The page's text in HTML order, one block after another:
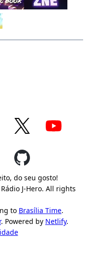
do seu gosto!
J-Hero. All rights
to Brasília Time.
. Powered by Netlify.